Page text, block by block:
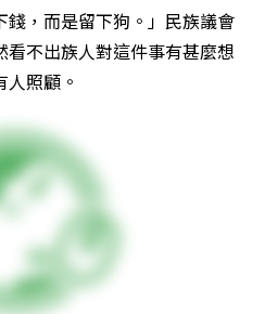
，而是留下狗。」民族議會
不出族人對這件事有甚麼想
照顧。